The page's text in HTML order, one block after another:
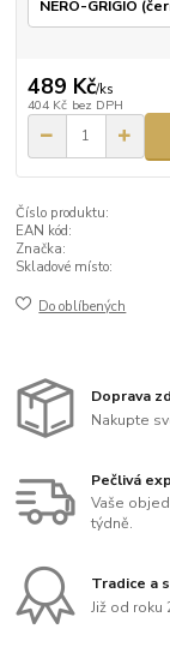
489 Kč/ks
404 Kč bez DPH
Číslo produktu:
EAN kód:
Značka:
Skladové místo:
Do oblíbených
Doprava
Nakupte
Pečlivá
Vaše
týdně.
Tradice a
Již od roku